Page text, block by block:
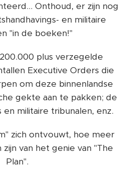
Onthoud, er zijn nog
en militaire
"in de boeken!"
plus verzegelde
Executive Orders die
om deze binnenlandse
gekte aan te pakken; de
militaire tribunalen, enz.
zich ontvouwt, hoe meer
van het genie van "The
Plan".